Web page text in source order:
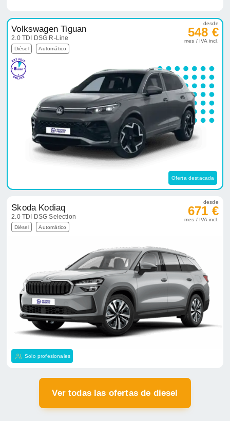
Volkswagen Tiguan
2.0 TDI DSG R-Line
Diésel Automático
desde
548 €
mes / IVA incl.
Oferta destacada
Skoda Kodiaq
2.0 TDI DSG Selection
Diésel Automático
desde
671 €
mes / IVA incl.
Solo profesionales
Ver todas las ofertas de diesel